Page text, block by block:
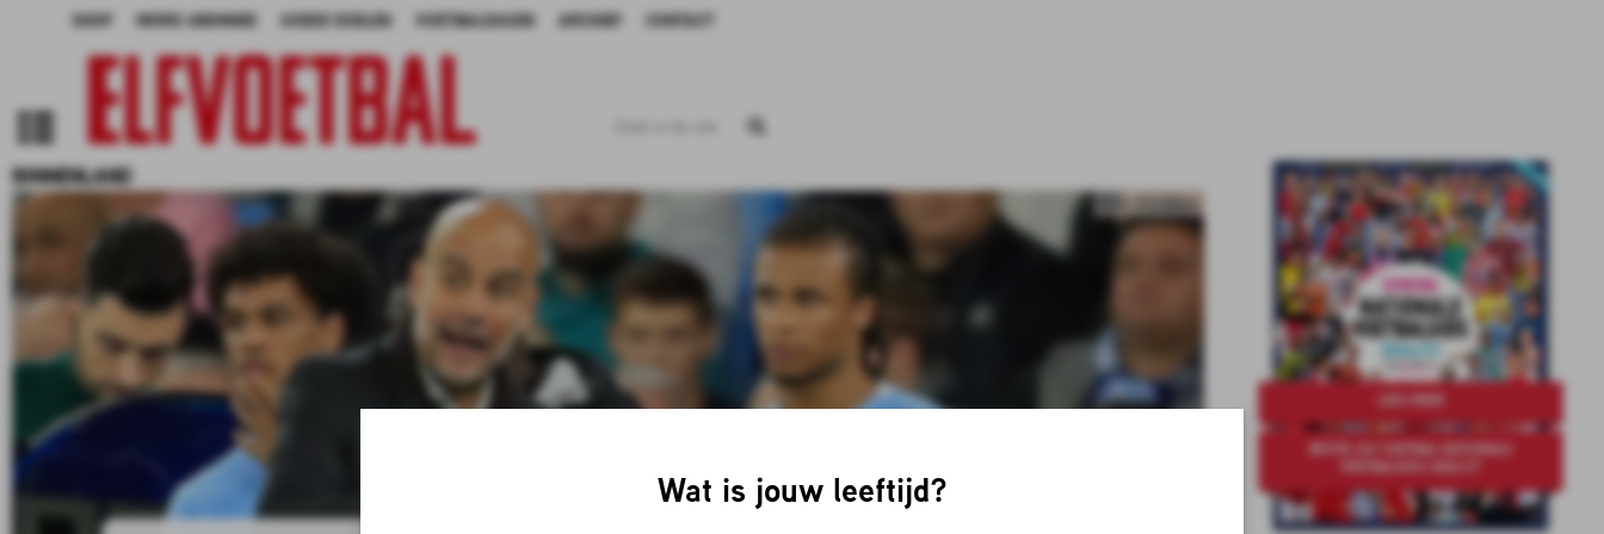
SHOP WORD ABONNEE GOEDE DOELEN VOETBALDAGEN ARCHIEF CONTACT
BINNENLAND
Foto: Pro Shots
BESTEL ELF VOETBAL NATIONALE
Wat is jouw leeftijd?